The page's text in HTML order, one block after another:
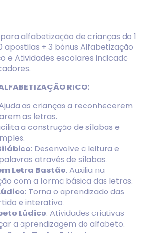
para alfabetização de crianças do 1
apostilas + 3 bônus Alfabetização
e Atividades escolares indicado
RICO:
as crianças a reconhecerem
as letras.
a construção de sílabas e
: Desenvolve a leitura e
através de sílabas.
Letra Bastão: Auxilia na
com a forma básica das letras.
: Torna o aprendizado das
e interativo.
Lúdico: Atividades criativas
a aprendizagem do alfabeto.